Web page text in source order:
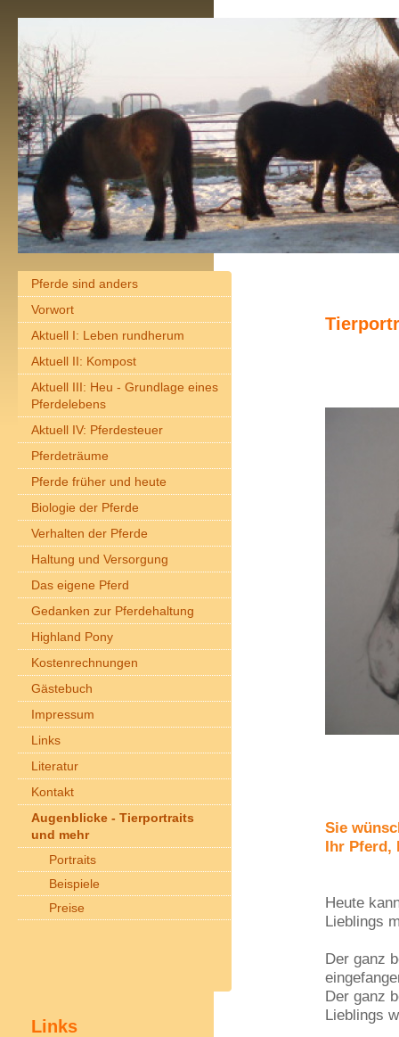
Sie
Ihr Pferd,
Heute
Lieblings
Der ganz
Der ganz
Lieblings
Pferde sind anders
Vorwort
Aktuell I: Leben rundherum
Aktuell II: Kompost
Aktuell III: Heu - Grundlage eines
Pferdelebens
Aktuell IV: Pferdesteuer
Pferdeträume
Pferde früher und heute
Biologie der Pferde
Verhalten der Pferde
Haltung und Versorgung
Das eigene Pferd
Gedanken zur Pferdehaltung
Highland Pony
Kostenrechnungen
Gästebuch
Impressum
Links
Literatur
Kontakt
Augenblicke - Tierportraits
und mehr
Portraits
Beispiele
Preise
Links